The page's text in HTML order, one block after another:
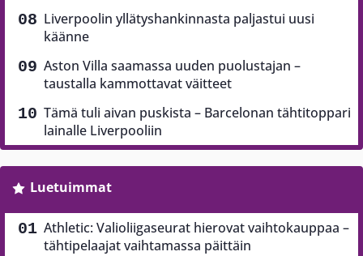
Liverpoolin yllätyshankinnasta paljastui uusi
käänne
Aston Villa saamassa uuden puolustajan –
taustalla kammottavat väitteet
Tämä tuli aivan puskista – Barcelonan tähtitoppari
lainalle Liverpooliin
Luetuimmat
Athletic: Valioliigaseurat hierovat vaihtokauppaa –
tähtipelaajat vaihtamassa päittäin